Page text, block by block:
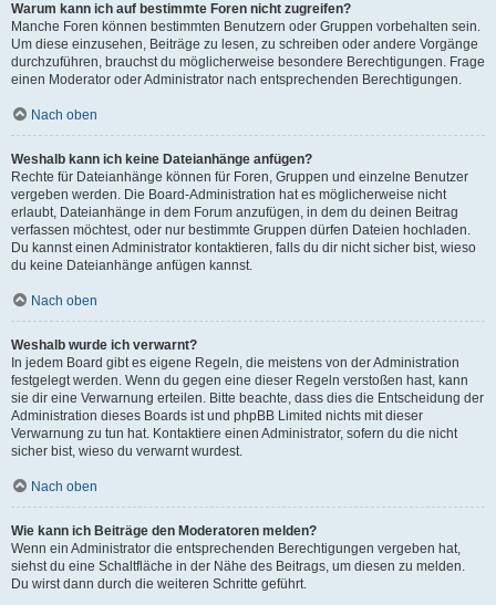
Warum kann ich auf bestimmte Foren nicht zugreifen?
Manche Foren können bestimmten Benutzern oder Gruppen vorbehalten sein.
Um diese einzusehen, Beiträge zu lesen, zu schreiben oder andere Vorgänge
durchzuführen, brauchst du möglicherweise besondere Berechtigungen. Frage
einen Moderator oder Administrator nach entsprechenden Berechtigungen.
Nach oben
Weshalb kann ich keine Dateianhänge anfügen?
Rechte für Dateianhänge können für Foren, Gruppen und einzelne Benutzer
vergeben werden. Die Board-Administration hat es möglicherweise nicht
erlaubt, Dateianhänge in dem Forum anzufügen, in dem du deinen Beitrag
verfassen möchtest, oder nur bestimmte Gruppen dürfen Dateien hochladen.
Du kannst einen Administrator kontaktieren, falls du dir nicht sicher bist, wieso
du keine Dateianhänge anfügen kannst.
Nach oben
Weshalb wurde ich verwarnt?
In jedem Board gibt es eigene Regeln, die meistens von der Administration
festgelegt werden. Wenn du gegen eine dieser Regeln verstoßen hast, kann
sie dir eine Verwarnung erteilen. Bitte beachte, dass dies die Entscheidung der
Administration dieses Boards ist und phpBB Limited nichts mit dieser
Verwarnung zu tun hat. Kontaktiere einen Administrator, sofern du die nicht
sicher bist, wieso du verwarnt wurdest.
Nach oben
Wie kann ich Beiträge den Moderatoren melden?
Wenn ein Administrator die entsprechenden Berechtigungen vergeben hat,
siehst du eine Schaltfläche in der Nähe des Beitrags, um diesen zu melden.
Du wirst dann durch die weiteren Schritte geführt.